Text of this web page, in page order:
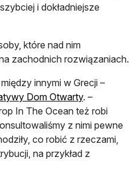
i dokładniejsze
które nad nim
zachodnich rozwiązaniach.
innymi w Grecji –
Dom Otwarty. –
In The Ocean też robi
z nimi pewne
co robić z rzeczami,
na przykład z